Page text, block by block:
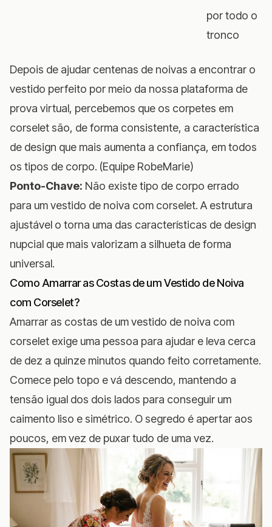
por todo o
tronco
Depois de ajudar centenas de noivas a encontrar o
vestido perfeito por meio da nossa plataforma de
prova virtual, percebemos que os corpetes em
corselet são, de forma consistente, a característica
de design que mais aumenta a confiança, em todos
os tipos de corpo. (Equipe RobeMarie)
Ponto-Chave: Não existe tipo de corpo errado
para um vestido de noiva com corselet. A estrutura
ajustável o torna uma das características de design
nupcial que mais valorizam a silhueta de forma
universal.
Como Amarrar as Costas de um Vestido de Noiva
com Corselet?
Amarrar as costas de um vestido de noiva com
corselet exige uma pessoa para ajudar e leva cerca
de dez a quinze minutos quando feito corretamente.
Comece pelo topo e vá descendo, mantendo a
tensão igual dos dois lados para conseguir um
caimento liso e simétrico. O segredo é apertar aos
poucos, em vez de puxar tudo de uma vez.